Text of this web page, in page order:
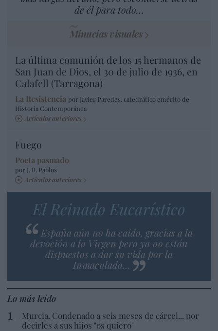
de él para todo…
Minucias visuales
La última comunión de los 15 hermanos de
San Juan de Dios, el 30 de julio de 1936, en
Calafell (Tarragona)
La Resistencia por Javier Paredes, catedrático emérito de
Historia Contemporánea
Artículos anteriores
Fuego
Poeta pasmado
por J. R. Pablos
Artículos anteriores
El Reinado Eucarístico
España aún no ha caído, gracias a la
devoción a la Virgen pero ya no están
dispuestos a dar su vida por la
Inmaculada…
Lo más leído
Murcia. Condenado a seis meses de cárcel... por
decirles a sus hijos "os quiero"